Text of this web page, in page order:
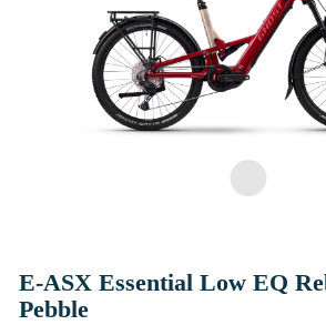
E-ASX Essential Low EQ
Pebble